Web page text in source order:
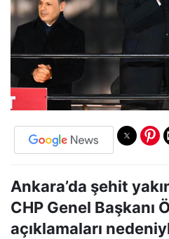
Ankara’da şehit
CHP Genel Başkanı
açıklamaları